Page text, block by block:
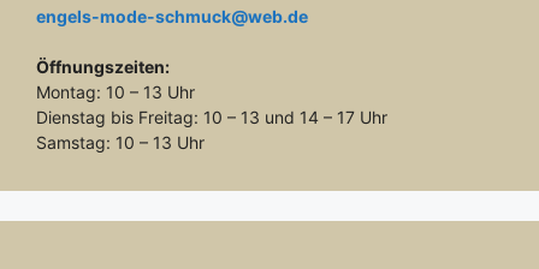
engels-mode-schmuck@web.de
Öffnungszeiten:
Montag: 10 – 13 Uhr
Dienstag bis Freitag: 10 – 13 und 14 – 17 Uhr
Samstag: 10 – 13 Uhr